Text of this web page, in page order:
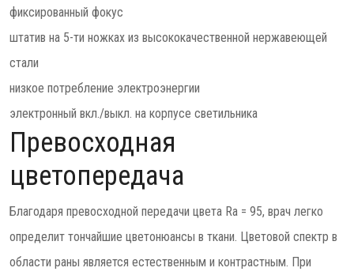
фиксированный фокус
штатив на 5-ти ножках из высококачественной нержавеющей
стали
низкое потребление электроэнергии
электронный вкл./выкл. на корпусе светильника
Превосходная
цветопередача
Благодаря превосходной передачи цвета Ra = 95, врач легко
определит тончайшие цветонюансы в ткани. Цветовой спектр в
области раны является естественным и контрастным. При